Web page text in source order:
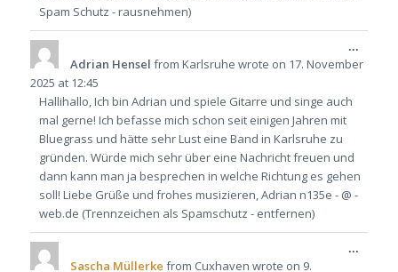
Spam Schutz - rausnehmen)
Adrian Hensel from Karlsruhe wrote on 17. November
2025 at 12:45
Hallihallo, Ich bin Adrian und spiele Gitarre und singe auch
mal gerne! Ich befasse mich schon seit einigen Jahren mit
Bluegrass und hätte sehr Lust eine Band in Karlsruhe zu
gründen. Würde mich sehr über eine Nachricht freuen und
dann kann man ja besprechen in welche Richtung es gehen
soll! Liebe Grüße und frohes musizieren, Adrian n135e - @ -
web.de (Trennzeichen als Spamschutz - entfernen)
...
Sascha Müllerke from Cuxhaven wrote on 9.
...